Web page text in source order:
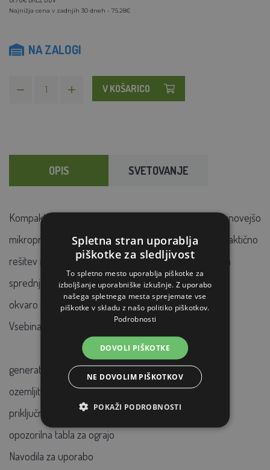
Najnižja cena v zadnjih 30 dneh - 75.28€
NA ZALOGI
V KOŠARICO
OPIS SVETOVANJE
Kompaktna moderna zasnova ograje s stikalom in najnovejšo
mikroprocesorsko tehnologijo v notranjosti ponuja praktično
rešitev in omogoča enostavno montažo. LED lučke na
sprednji strani prikazujejo delovanje vira in morebitno
okvaro na ograji.
Vsebina paketa:
generator fencee moči P10
ozemljitveni kabel 150 cm (oko-oko)
priključni kabel 100 cm (oko-srce)
opozorilna tabla za ograjo
Navodila za uporabo
Spletna stran uporablja
piškotke za sledljivost
To spletno mesto uporablja piškotke za
izboljšanje uporabniške izkušnje. Z uporabo
našega spletnega mesta sprejemate vse
piškotke v skladu z našo politiko piškotkov.
Podrobnosti
DOVOLI PIŠKOTKE
NE DOVOLIM PIŠKOTKOV
POKAŽI PODROBNOSTI